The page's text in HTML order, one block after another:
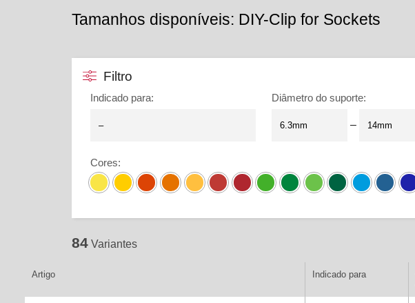
Tamanhos disponíveis: DIY-Clip for Sockets
Filtro
Indicado para: Diâmetro do suporte:
–
Cores:
84 Variantes
Artigo Indicado para